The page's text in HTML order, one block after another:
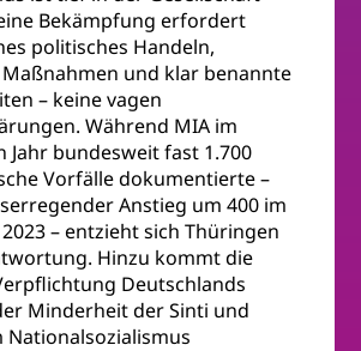
Bekämpfung erfordert
politisches Handeln,
und klar benannte
– keine vagen
Während MIA im
Jahr bundesweit fast 1.700
Vorfälle dokumentierte –
Anstieg um 400 im
– entzieht sich Thüringen
Hinzu kommt die
Deutschlands
Minderheit der Sinti und
Nationalsozialismus